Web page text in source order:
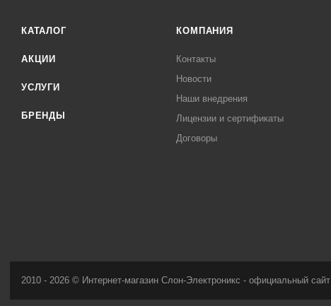
КАТАЛОГ
АКЦИИ
УСЛУГИ
БРЕНДЫ
КОМПАНИЯ
Контакты
Новости
Наши внедрения
Лицензии и сертификаты
Договоры
2010 - 2026 © Интернет-магазин Слон-Электроникс - официальный сайт